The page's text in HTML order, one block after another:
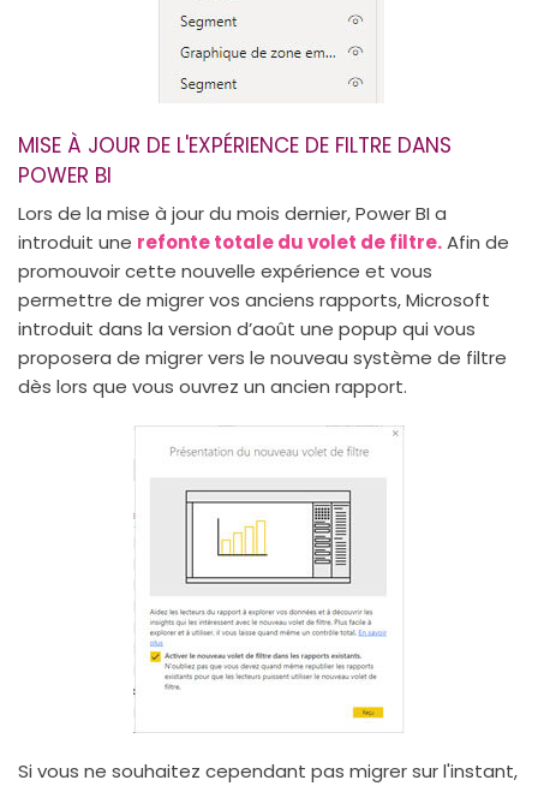
MISE À JOUR DE L'EXPÉRIENCE DE FILTRE DANS
POWER BI
Lors de la mise à jour du mois dernier, Power BI a
introduit une refonte totale du volet de filtre.Afin de
promouvoir cette nouvelle expérience et vous
permettre de migrer vos anciens rapports, Microsoft
introduit dans la version d’août une popup qui vous
proposera de migrer vers le nouveau système de filtre
dès lors que vous ouvrez un ancien rapport.
Si vous ne souhaitez cependant pas migrer sur l'instant,